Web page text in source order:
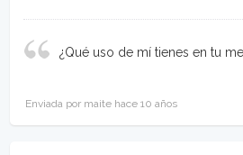
¿Qué uso de mí tienes en tu
Enviada por maite hace 10 años